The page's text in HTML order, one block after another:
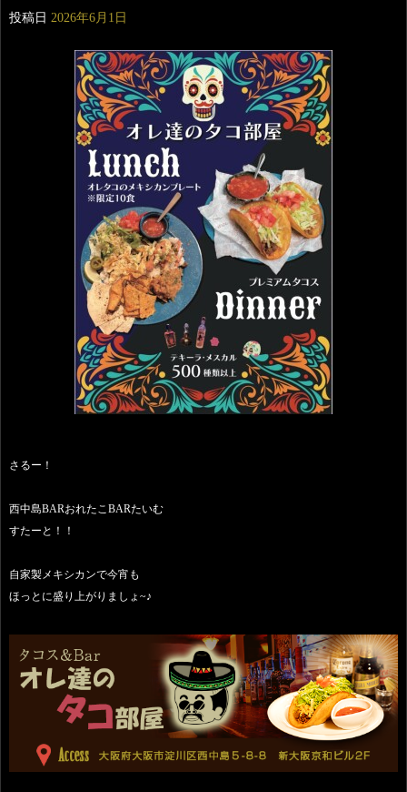
投稿日 2026年6月1日
さるー！
西中島BARおれたこBARたいむ
すたーと！！
自家製メキシカンで今宵も
ほっとに盛り上がりましょ~♪